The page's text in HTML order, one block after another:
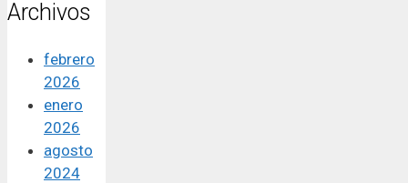
Archivos
febrero
2026
enero
2026
agosto
2024